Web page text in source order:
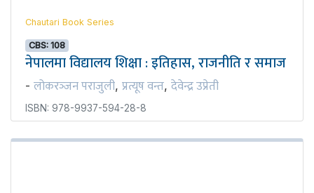
Chautari Book Series
CBS: 108
नेपालमा विद्यालय शिक्षा : इतिहास, राजनीति र समाज
- लोकरञ्‍जन पराजुली, प्रत्यूष वन्त, देवेन्द्र उप्रेती
ISBN: 978-9937-594-28-8